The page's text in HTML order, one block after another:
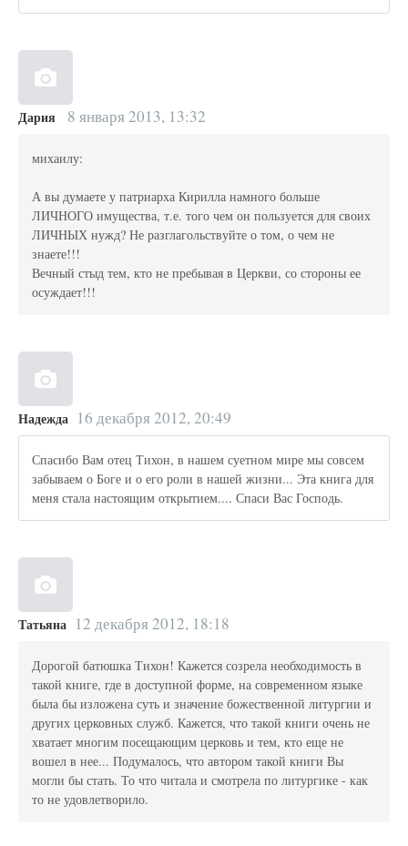
Дария 8 января 2013, 13:32
михаилу:
А вы думаете у патриарха Кирилла намного больше
ЛИЧНОГО имущества, т.е. того чем он пользуется для своих
ЛИЧНЫХ нужд? Не разглагольствуйте о том, о чем не
знаете!!!
Вечный стыд тем, кто не пребывая в Церкви, со стороны ее
осуждает!!!
Надежда 16 декабря 2012, 20:49
Спасибо Вам отец Тихон, в нашем суетном мире мы совсем
забываем о Боге и о его роли в нашей жизни... Эта книга для
меня стала настоящим открытием.... Спаси Вас Господь.
Татьяна 12 декабря 2012, 18:18
Дорогой батюшка Тихон! Кажется созрела необходимость в
такой книге, где в доступной форме, на современном языке
была бы изложена суть и значение божественной литургии и
других церковных служб. Кажется, что такой книги очень не
хватает многим посещающим церковь и тем, кто еще не
вошел в нее... Подумалось, что автором такой книги Вы
могли бы стать. То что читала и смотрела по литургике - как
то не удовлетворило.